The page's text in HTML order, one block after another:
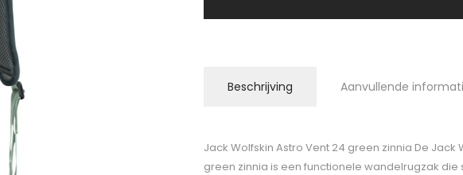
Beschrijving Aanvullende
Jack Wolfskin Astro Vent 24 green zinnia De
green zinnia is een functionele wandelrugzak